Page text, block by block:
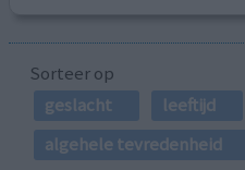
Sorteer op
geslacht
leeftijd
algehele tevredenheid